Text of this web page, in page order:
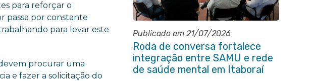
para reforçar o
passa por constante
para levar este
procurar uma
e fazer a solicitação do
Publicado em 21/07/2026
Roda de conversa fortalece
integração entre SAMU e rede
de saúde mental em Itaboraí